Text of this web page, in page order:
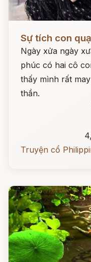
Sự tích con quạ
Ngày xửa ngày
phúc có hai cô
thấy mình rất
thần.
Truyện cổ